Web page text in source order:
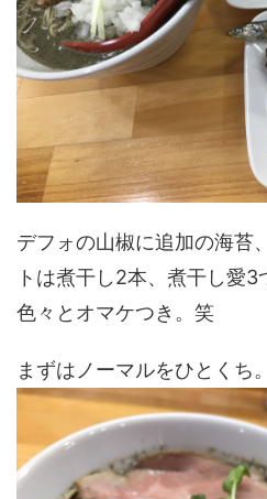
デフォの山椒に追加の海苔
トは煮干し2本、煮干し愛
色々とオマケつき。笑
まずはノーマルをひとくち。